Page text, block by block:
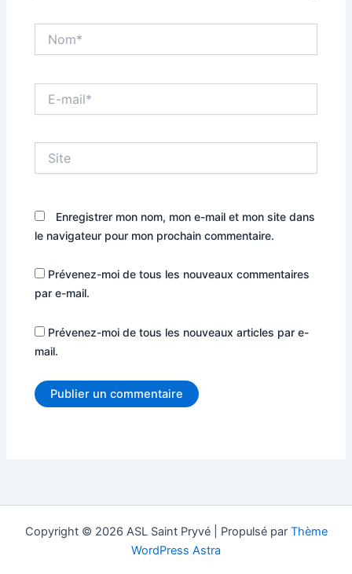
mail*
Enregistrer mon nom, mon e-mail et mon site dans
le navigateur pour mon prochain commentaire.
Prévenez-moi de tous les nouveaux commentaires
par e-mail.
Prévenez-moi de tous les nouveaux articles par e-
mail.
Copyright © 2026 ASL Saint Pryvé | Propulsé par Thème
WordPress Astra